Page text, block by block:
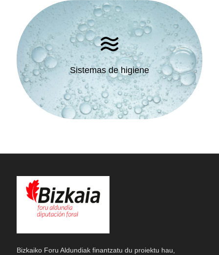
Sistemas de higiene
Bizkaiko Foru Aldundiak finantzatu du proiektu hau,